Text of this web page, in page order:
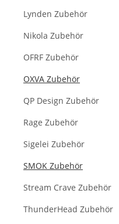
Lynden Zubehör
Nikola Zubehör
OFRF Zubehör
OXVA Zubehör
QP Design Zubehör
Rage Zubehör
Sigelei Zubehör
SMOK Zubehör
Stream Crave Zubehör
ThunderHead Zubehör